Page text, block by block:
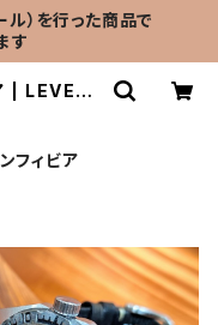
）を行った商品で
す
| LEVEL7
フィビア